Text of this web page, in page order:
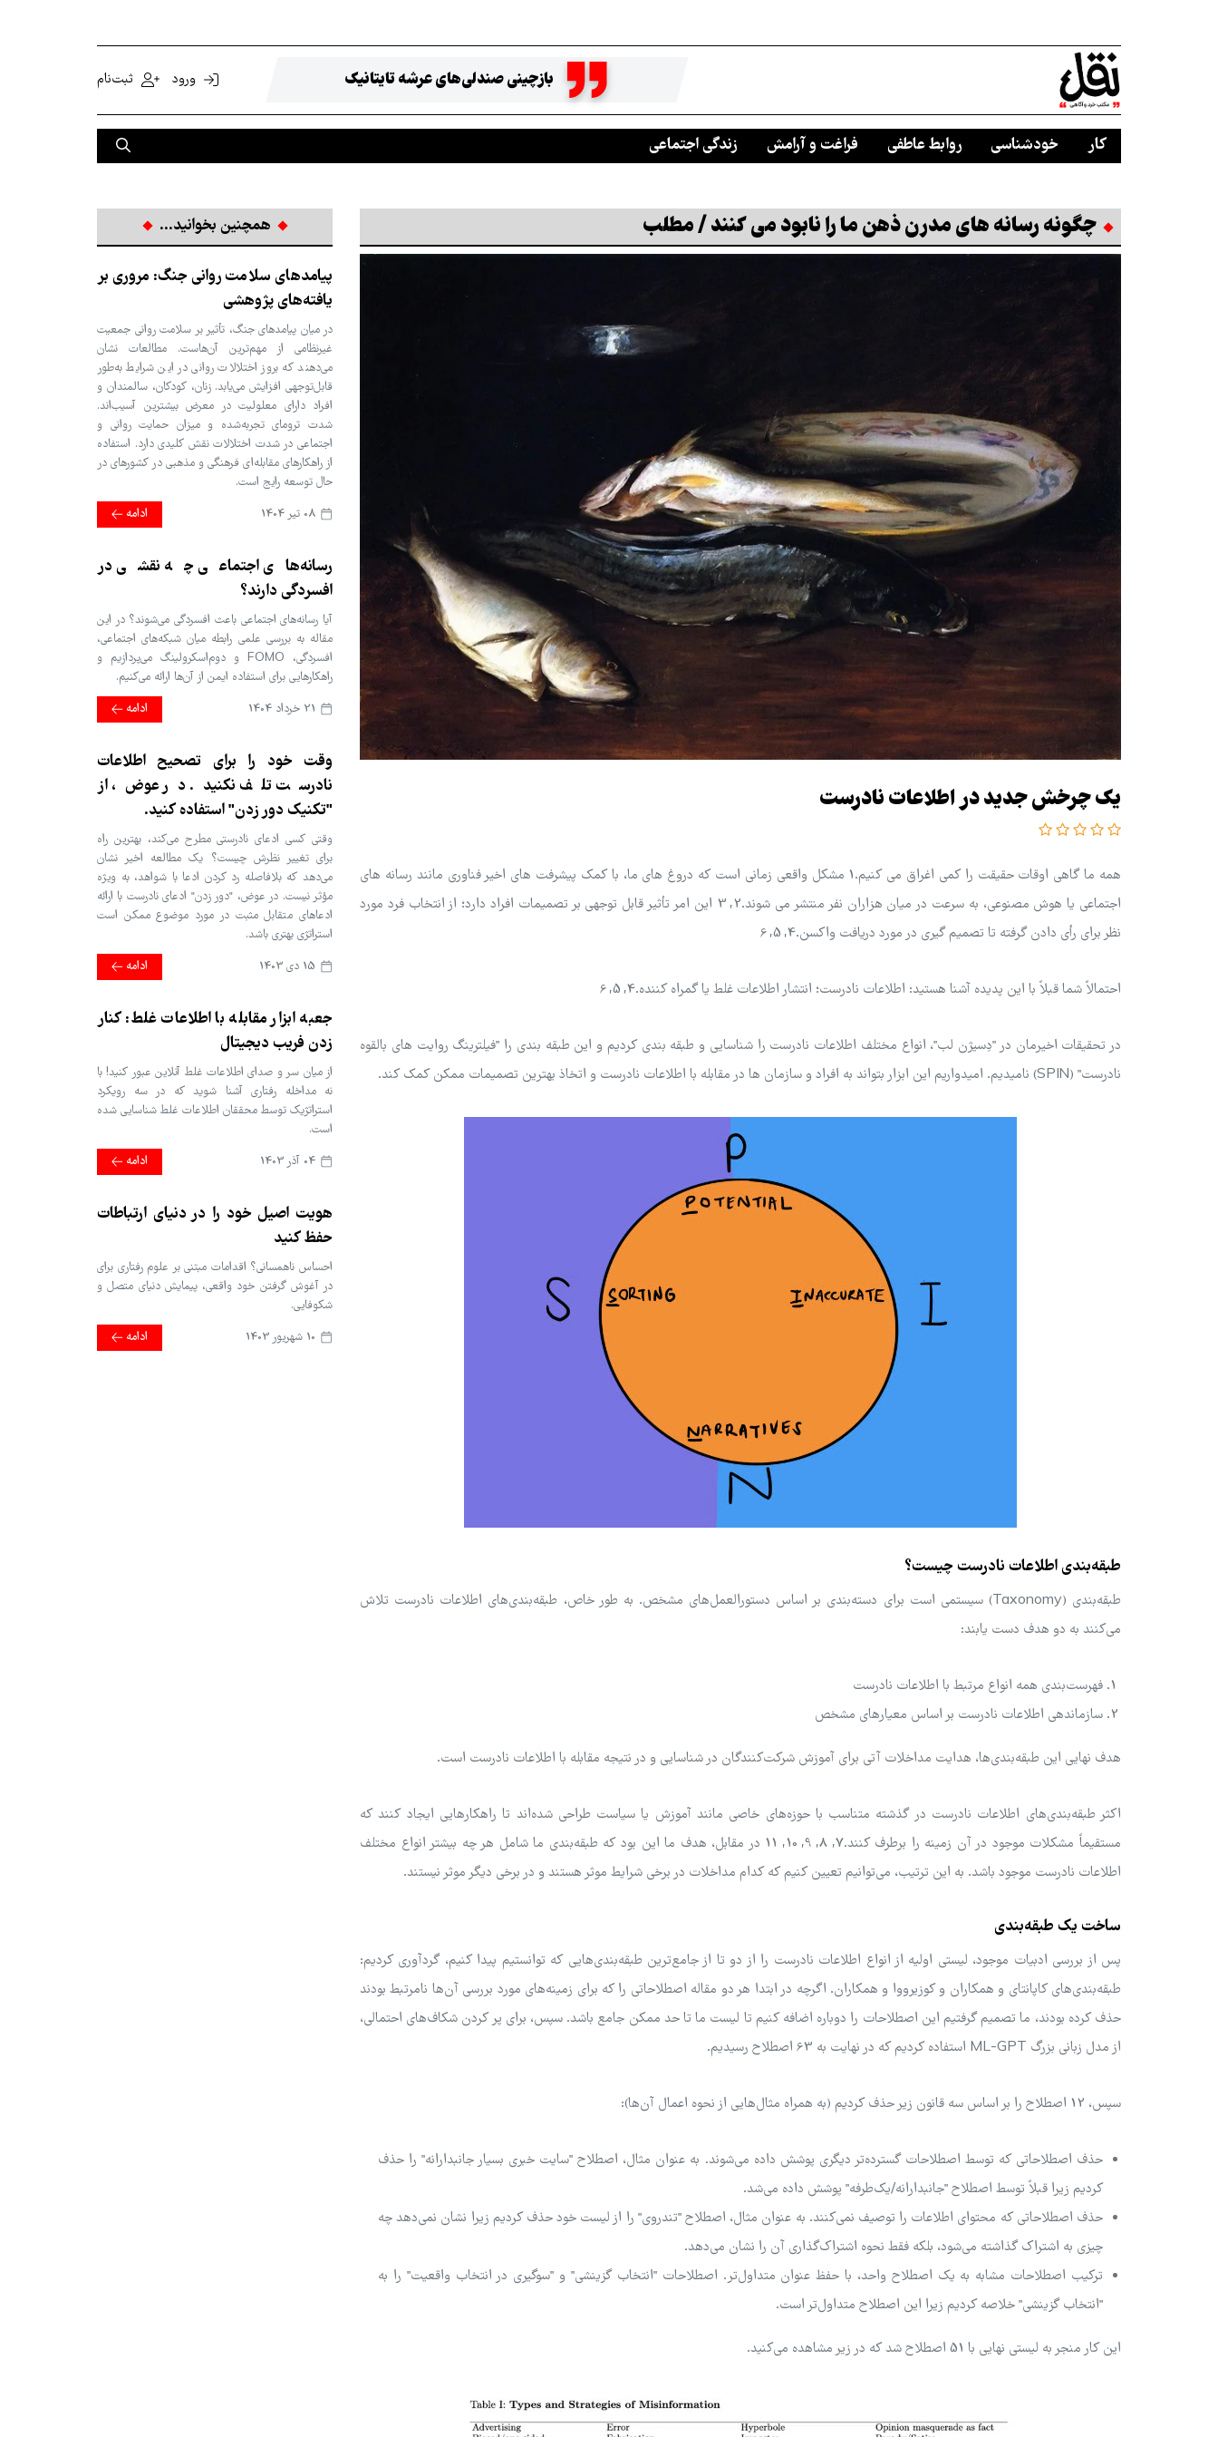
بازچینی صندلی‌های عرشه تایتانیک ورود ثبت‌نام
کار خودشناسی روابط عاطفی فراغت و آرامش زندگی اجتماعی
چگونه رسانه های مدرن ذهن ما را نابود می کنند / مطلب
یک چرخش جدید در اطلاعات نادرست
همه ما گاهی اوقات حقیقت را کمی اغراق می کنیم.1 مشکل واقعی زمانی است که دروغ های ما، با کمک پیشرفت های اخیر فناوری مانند رسانه های
اجتماعی یا هوش مصنوعی، به سرعت در میان هزاران نفر منتشر می شوند.2, 3 این امر تأثیر قابل توجهی بر تصمیمات افراد دارد؛ از انتخاب فرد مورد
نظر برای رأی دادن گرفته تا تصمیم گیری در مورد دریافت واکسن.4, 5, 6
احتمالاً شما قبلاً با این پدیده آشنا هستید: اطلاعات نادرست؛ انتشار اطلاعات غلط یا گمراه کننده.4, 5, 6
در تحقیقات اخیرمان در "دِسیژن لب"، انواع مختلف اطلاعات نادرست را شناسایی و طبقه بندی کردیم و این طبقه بندی را "فیلترینگ روایت های بالقوه
نادرست" (SPIN) نامیدیم. امیدواریم این ابزار بتواند به افراد و سازمان ها در مقابله با اطلاعات نادرست و اتخاذ بهترین تصمیمات ممکن کمک کند.
طبقه‌بندی اطلاعات نادرست چیست؟
طبقه‌بندی (Taxonomy) سیستمی است برای دسته‌بندی بر اساس دستورالعمل‌های مشخص. به طور خاص، طبقه‌بندی‌های اطلاعات نادرست تلاش
می‌کنند به دو هدف دست یابند:
فهرست‌بندی همه انواع مرتبط با اطلاعات نادرست
سازماندهی اطلاعات نادرست بر اساس معیارهای مشخص
هدف نهایی این طبقه‌بندی‌ها، هدایت مداخلات آتی برای آموزش شرکت‌کنندگان در شناسایی و در نتیجه مقابله با اطلاعات نادرست است.
اکثر طبقه‌بندی‌های اطلاعات نادرست در گذشته متناسب با حوزه‌های خاصی مانند آموزش یا سیاست طراحی شده‌اند تا راهکارهایی ایجاد کنند که
مستقیماً مشکلات موجود در آن زمینه را برطرف کنند.7, 8, 9, 10, 11 در مقابل، هدف ما این بود که طبقه‌بندی ما شامل هر چه بیشتر انواع مختلف
اطلاعات نادرست موجود باشد. به این ترتیب، می‌توانیم تعیین کنیم که کدام مداخلات در برخی شرایط موثر هستند و در برخی دیگر موثر نیستند.
ساخت یک طبقه‌بندی
پس از بررسی ادبیات موجود، لیستی اولیه از انواع اطلاعات نادرست را از دو تا از جامع‌ترین طبقه‌بندی‌هایی که توانستیم پیدا کنیم، گردآوری کردیم:
طبقه‌بندی‌های کاپانتای و همکاران و کوزیرووا و همکاران. اگرچه در ابتدا هر دو مقاله اصطلاحاتی را که برای زمینه‌های مورد بررسی آن‌ها نامرتبط بودند
حذف کرده بودند، ما تصمیم گرفتیم این اصطلاحات را دوباره اضافه کنیم تا لیست ما تا حد ممکن جامع باشد. سپس، برای پر کردن شکاف‌های احتمالی،
از مدل زبانی بزرگ ML-GPT استفاده کردیم که در نهایت به 63 اصطلاح رسیدیم.
سپس، 12 اصطلاح را بر اساس سه قانون زیر حذف کردیم (به همراه مثال‌هایی از نحوه اعمال آن‌ها):
حذف اصطلاحاتی که توسط اصطلاحات گسترده‌تر دیگری پوشش داده می‌شوند. به عنوان مثال، اصطلاح "سایت خبری بسیار جانبدارانه" را حذف
کردیم زیرا قبلاً توسط اصطلاح "جانبدارانه/یک‌طرفه" پوشش داده می‌شد.
حذف اصطلاحاتی که محتوای اطلاعات را توصیف نمی‌کنند. به عنوان مثال، اصطلاح "تندروی" را از لیست خود حذف کردیم زیرا نشان نمی‌دهد چه
چیزی به اشتراک گذاشته می‌شود، بلکه فقط نحوه اشتراک‌گذاری آن را نشان می‌دهد.
ترکیب اصطلاحات مشابه به یک اصطلاح واحد، با حفظ عنوان متداول‌تر. اصطلاحات "انتخاب گزینشی" و "سوگیری در انتخاب واقعیت" را به
"انتخاب گزینشی" خلاصه کردیم زیرا این اصطلاح متداول‌تر است.
این کار منجر به لیستی نهایی با 51 اصطلاح شد که در زیر مشاهده می‌کنید.
همچنین بخوانید...
پیامدهای سلامت روانی جنگ: مروری بر
یافته‌های پژوهشی
در میان پیامدهای جنگ، تأثیر بر سلامت روانی جمعیت
غیرنظامی از مهم‌ترین آن‌هاست. مطالعات نشان
می‌دهند که بروز اختلالات روانی در این شرایط به‌طور
قابل‌توجهی افزایش می‌یابد. زنان، کودکان، سالمندان و
افراد دارای معلولیت در معرض بیشترین آسیب‌اند.
شدت ترومای تجربه‌شده و میزان حمایت روانی و
اجتماعی در شدت اختلالات نقش کلیدی دارد. استفاده
از راهکارهای مقابله‌ای فرهنگی و مذهبی در کشورهای در
حال توسعه رایج است.
ادامه
رسانه‌های اجتماعی چه نقشی در
افسردگی دارند؟
آیا رسانه‌های اجتماعی باعث افسردگی می‌شوند؟ در این
مقاله به بررسی علمی رابطه میان شبکه‌های اجتماعی،
افسردگی، FOMO و دوم‌اسکرولینگ می‌پردازیم و
راهکارهایی برای استفاده ایمن از آن‌ها ارائه می‌کنیم.
ادامه
وقت خود را برای تصحیح اطلاعات
نادرست تلف نکنید. در عوض، از
"تکنیک دور زدن" استفاده کنید.
وقتی کسی ادعای نادرستی مطرح می‌کند، بهترین راه
برای تغییر نظرش چیست؟ یک مطالعه اخیر نشان
می‌دهد که بلافاصله رد کردن ادعا با شواهد، به ویژه
مؤثر نیست. در عوض، "دور زدن" ادعای نادرست با ارائه
ادعاهای متقابل مثبت در مورد موضوع ممکن است
استراتژی بهتری باشد.
ادامه
جعبه ابزار مقابله با اطلاعات غلط: کنار
زدن فریب دیجیتال
از میان سر و صدای اطلاعات غلط آنلاین عبور کنید! با
نه مداخله رفتاری آشنا شوید که در سه رویکرد
استراتژیک توسط محققان اطلاعات غلط شناسایی شده
است.
ادامه
هویت اصیل خود را در دنیای ارتباطات
حفظ کنید
احساس ناهمسانی؟ اقدامات مبتنی بر علوم رفتاری برای
در آغوش گرفتن خود واقعی، پیمایش دنیای متصل و
شکوفایی.
ادامه